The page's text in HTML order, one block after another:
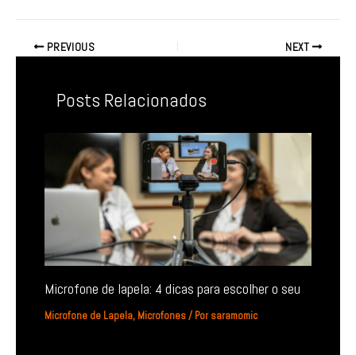
PREVIOUS NEXT
Posts Relacionados
Microfone de lapela: 4 dicas para escolher o seu
Microfone de Lapela, Microfones/ Porsaramomic